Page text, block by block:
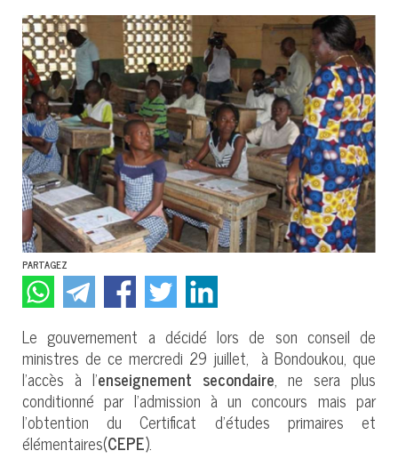
PARTAGEZ
Le gouvernement a décidé lors de son conseil de
ministres de ce mercredi 29 juillet, à Bondoukou, que
l’accès à l’enseignement secondaire, ne sera plus
conditionné par l’admission à un concours mais par
l’obtention du Certificat d’études primaires et
élémentaires(CEPE).